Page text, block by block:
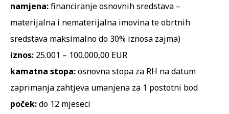
namjena:financiranje osnovnih sredstava –
materijalna i nematerijalna imovina te obrtnih
sredstava maksimalno do 30% iznosa zajma)
iznos: 25.001 – 100.000,00 EUR
kamatna stopa:osnovna stopa za RH na datum
zaprimanja zahtjeva umanjena za 1 postotni bod
poček:do 12 mjeseci